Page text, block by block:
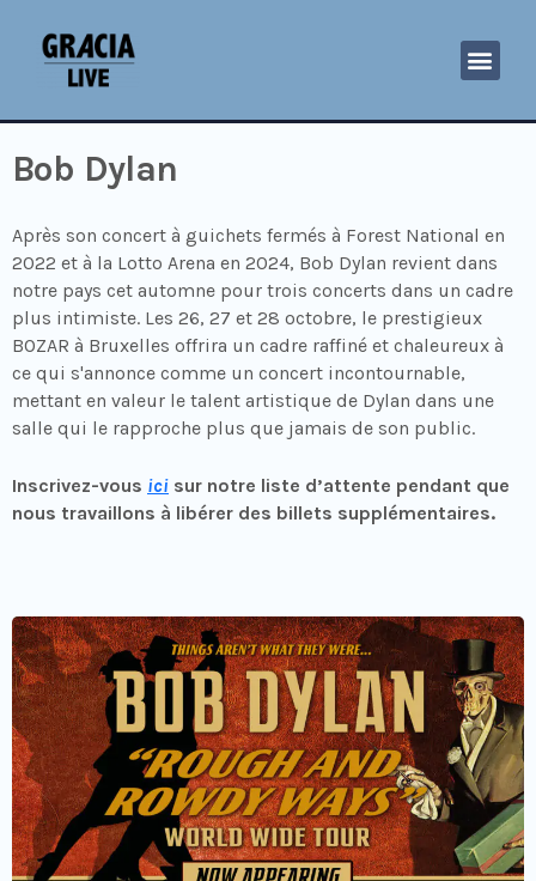
Bob Dylan
Après son concert à guichets fermés à Forest National en
2022 et à la Lotto Arena en 2024, Bob Dylan revient dans
notre pays cet automne pour trois concerts dans un cadre
plus intimiste. Les 26, 27 et 28 octobre, le prestigieux
BOZAR à Bruxelles offrira un cadre raffiné et chaleureux à
ce qui s'annonce comme un concert incontournable,
mettant en valeur le talent artistique de Dylan dans une
salle qui le rapproche plus que jamais de son public.
Inscrivez-vous ici sur notre liste d’attente pendant que
nous travaillons à libérer des billets supplémentaires.